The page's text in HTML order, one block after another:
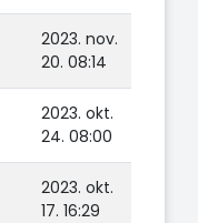
2023. nov.
20. 08:14
2023. okt.
24. 08:00
2023. okt.
17. 16:29